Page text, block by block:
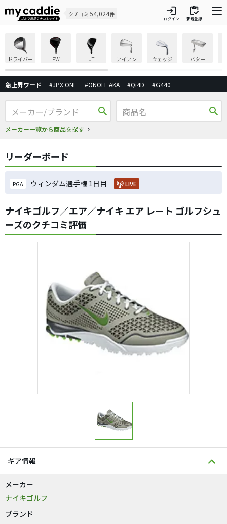
クチコミ 54,024件 login
ログイン
inventory
新規登録
ドライバー FW UT アイアン ウェッジ パター
急上昇ワード #JPX ONE #ONOFF AKA #Qi4D #G440
search
メーカー一覧から商品を探す
search
リーダーボード
PGA ウィンダム選手権 1日目 LIVE
ナイキゴルフ／エア／ナイキ エア レート ゴルフシュ
ーズのクチコミ評価
ギア情報
メーカー
ナイキゴルフ
ブランド